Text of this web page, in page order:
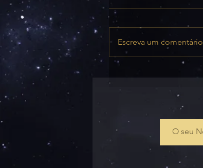
Escreva um comentário